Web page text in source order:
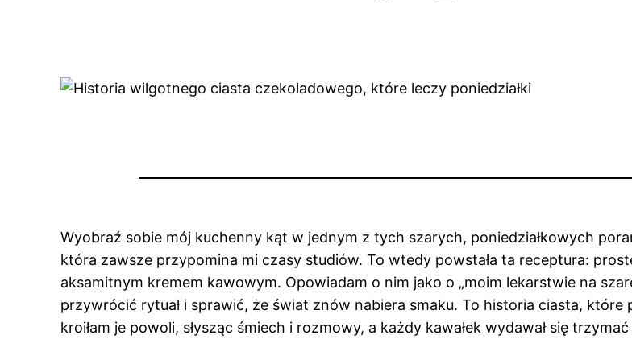
Wyobraź sobie mój kuchenny kąt w jednym z tych szarych, poniedziałkowych
która zawsze przypomina mi czasy studiów. To wtedy powstała ta receptura:
aksamitnym kremem kawowym. Opowiadam o nim jako o „moim lekarstwie na
przywrócić rytuał i sprawić, że świat znów nabiera smaku. To historia ciasta, które
kroiłam je powoli, słysząc śmiech i rozmowy, a każdy kawałek wydawał się